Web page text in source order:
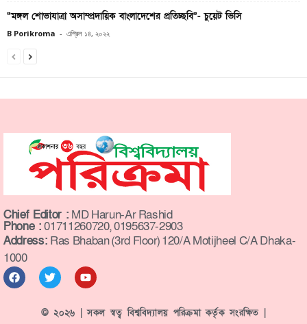
“মঙ্গল শোভাযাত্রা অসাম্প্রদায়িক বাংলাদেশের প্রতিচ্ছবি”- চুয়েট ভিসি
B Porikroma - এপ্রিল ১৪, ২০২২
Chief Editor : MD Harun-Ar Rashid
Phone :01711260720, 0195637-2903
Address: Ras Bhaban (3rd Floor) 120/A Motijheel C/A Dhaka-
1000
© ২০২৬ | সকল স্বত্ব বিশ্ববিদ্যালয় পরিক্রমা কর্তৃক সংরক্ষিত |